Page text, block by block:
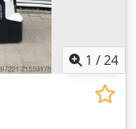
1 /24